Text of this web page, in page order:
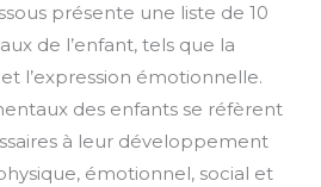
présente une liste de 10
de l’enfant, tels que la
l’expression émotionnelle.
des enfants se réfèrent
à leur développement
émotionnel, social et